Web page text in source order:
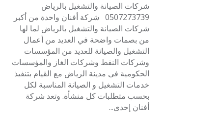
شركات الصيانة والتشغيل بالرياض
0507273739 شركة أفنان واحدة من أكبر
شركات الصيانة والتشغيل بالرياض لما لها
من بصمات واضحة في العديد من أعمال
التشغيل والصيانة للعديد من المؤسسات
وشركات النفط وشركات الغاز والمؤسسات
الحكومية في مدينة الرياض مع القيام بتنفيذ
خدمات التشغيل و الصيانة المناسبة لكل
بحسب متطلبات كل منشأة. وتعد شركة
أفنان إحدى...